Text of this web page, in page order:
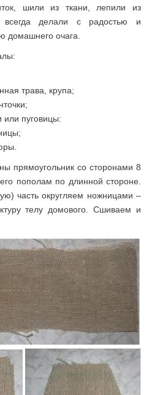
шили из ткани, лепили из
всегда делали с радостью и
домашнего очага.
трава, крупа;
или пуговицы:
прямоугольник со сторонами 8
пополам по длинной стороне.
часть округляем ножницами –
телу домового. Сшиваем и